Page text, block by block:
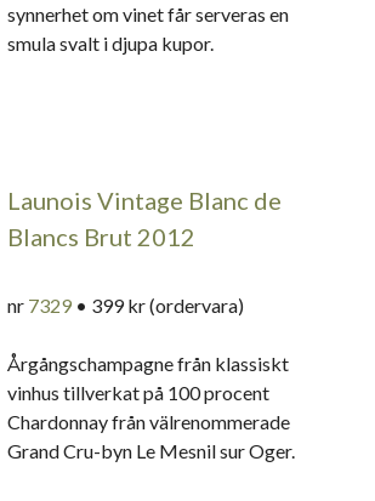
synnerhet om vinet får serveras en
smula svalt i djupa kupor.
Launois Vintage Blanc de
Blancs Brut 2012
nr 7329• 399 kr (ordervara)
Årgångschampagne från klassiskt
vinhus tillverkat på 100 procent
Chardonnay från välrenommerade
Grand Cru-byn Le Mesnil sur Oger.